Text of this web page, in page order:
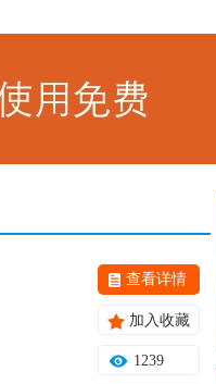
查看详情
加入收藏
1239